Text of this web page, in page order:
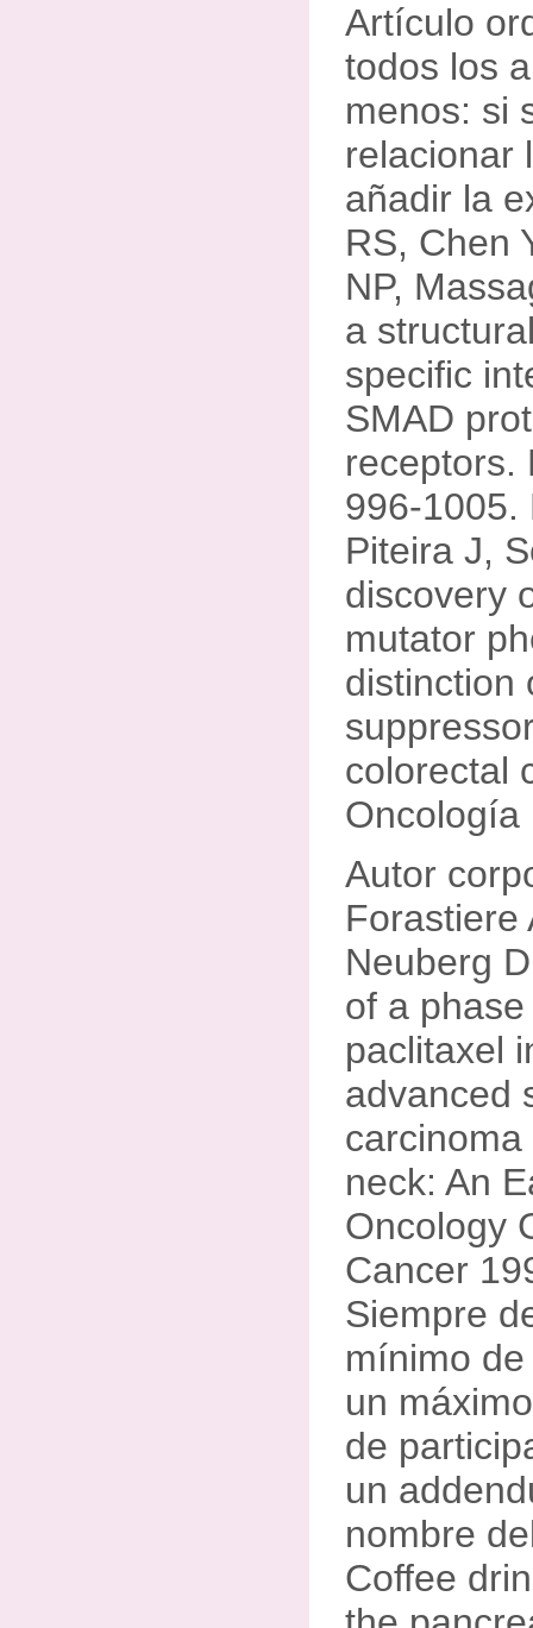
Artículo
todos los
menos: si
relacionar
añadir la
RS, Chen
NP,
a
specific
SMAD
receptors.
996-1005.
Piteira J,
discovery
mutator
distinction
colorectal
Oncología
Autor
Forastiere
Neuberg
of a
paclitaxel
advanced
neck: An
Oncology
Cancer
Siempre
mínimo
un
de
un
nombre
Coffee